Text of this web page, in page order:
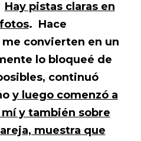
Hay pistas claras en
. Hace
convierten en un
lo bloqueé de
continuó
y luego comenzó a
y también sobre
muestra que